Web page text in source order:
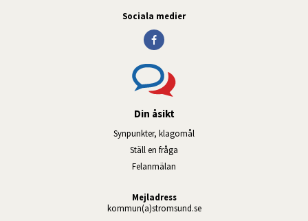
Sociala medier
Din åsikt
Synpunkter, klagomål
Ställ en fråga
Felanmälan
Mejladress
kommun(a)stromsund.se